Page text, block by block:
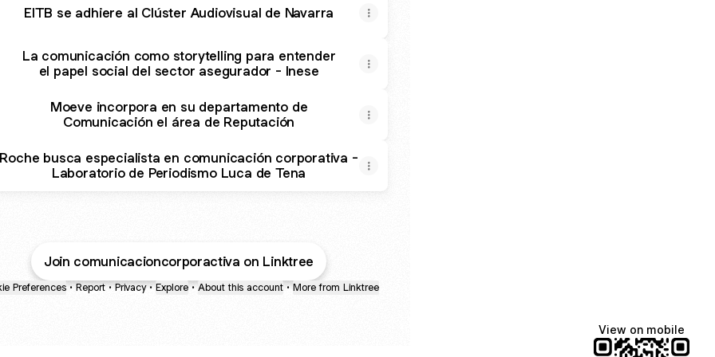
EITB se adhiere al Clúster Audiovisual de Navarra
La comunicación como storytelling para entender
el papel social del sector asegurador - Inese
Moeve incorpora en su departamento de
Comunicación el área de Reputación
Roche busca especialista en comunicación corporativa -
Laboratorio de Periodismo Luca de Tena
Join comunicacioncorporactiva on Linktree
Preferences • Report • Privacy • Explore • About this account • More from Linktree
View on mobile